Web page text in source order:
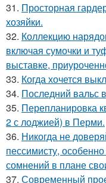
31. Просторная
хозяйки.
32. Коллекцию
включая сумочки и
выставке,
33. Когда хочется
34. Последний вальс
35. Перепланировка
2 с лоджией) в Перми.
36. Никогда не
пессимисту,
сомнений в плане
37. Современный